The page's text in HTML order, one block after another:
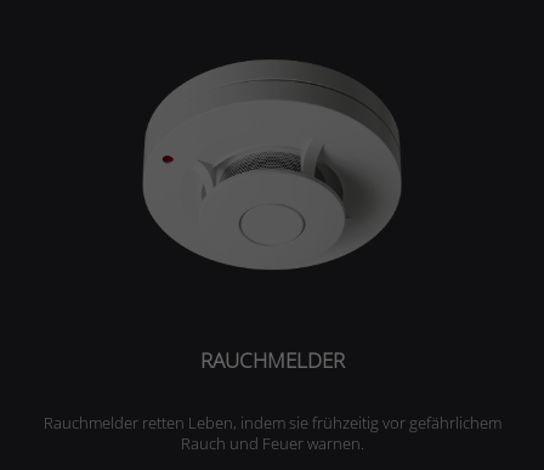
RAUCHMELDER
Rauchmelder retten Leben, indem sie frühzeitig vor gefährlichem
Rauch und Feuer warnen.